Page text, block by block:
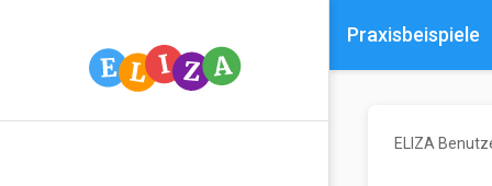
Praxisbeispiele
ELIZA